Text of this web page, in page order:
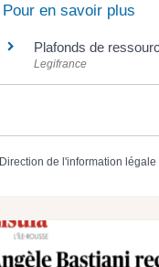
Pour en savoir plus
Plafonds de
Legifrance
Direction de l'information